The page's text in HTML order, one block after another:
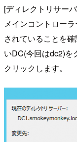
[ディレクトリサー
メインコントロー
されていることを
いDC(今回はdc2)を
クリックします。